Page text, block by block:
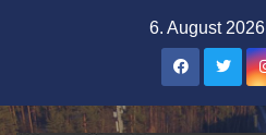
6. August 2026